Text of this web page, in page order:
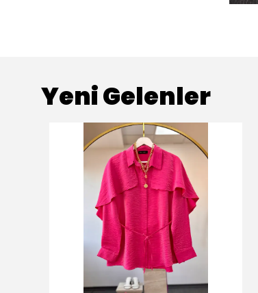
Yeni Gelenler